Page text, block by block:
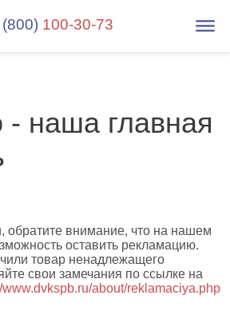
100-30-73
- наша главная
обратите внимание, что на нашем
оставить рекламацию.
товар ненадлежащего
свои замечания по ссылке на
www.dvkspb.ru/about/reklamaciya.php